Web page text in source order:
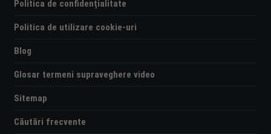
Politica de confidențialitate
Politica de utilizare cookie-uri
Blog
Glosar termeni supraveghere video
Sitemap
Căutări frecvente